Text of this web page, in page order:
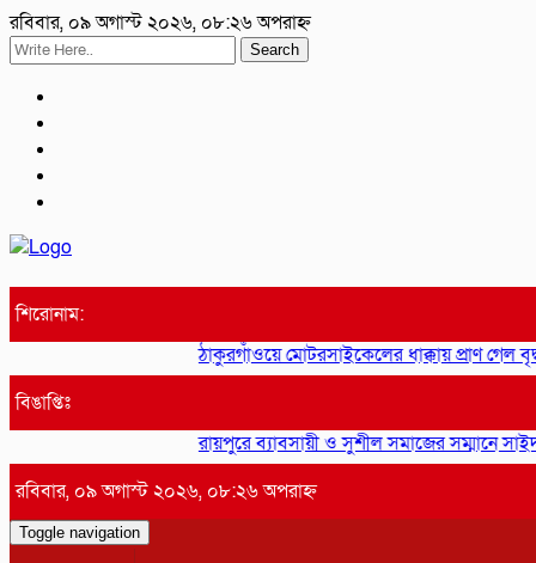
রবিবার, ০৯ অগাস্ট ২০২৬, ০৮:২৬ অপরাহ্ন
Search
শিরোনাম:
ঠাকুরগাঁওয়ে মোটরসাইকেলের ধাক্কায় প্রাণ গেল
বিঙাপ্তিঃ
রায়পুরে ব্যাবসায়ী ও সুশীল সমাজের সম্মানে সাইদ
রবিবার, ০৯ অগাস্ট ২০২৬, ০৮:২৬ অপরাহ্ন
Toggle navigation